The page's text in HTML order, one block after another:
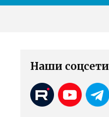
Наши соцсети